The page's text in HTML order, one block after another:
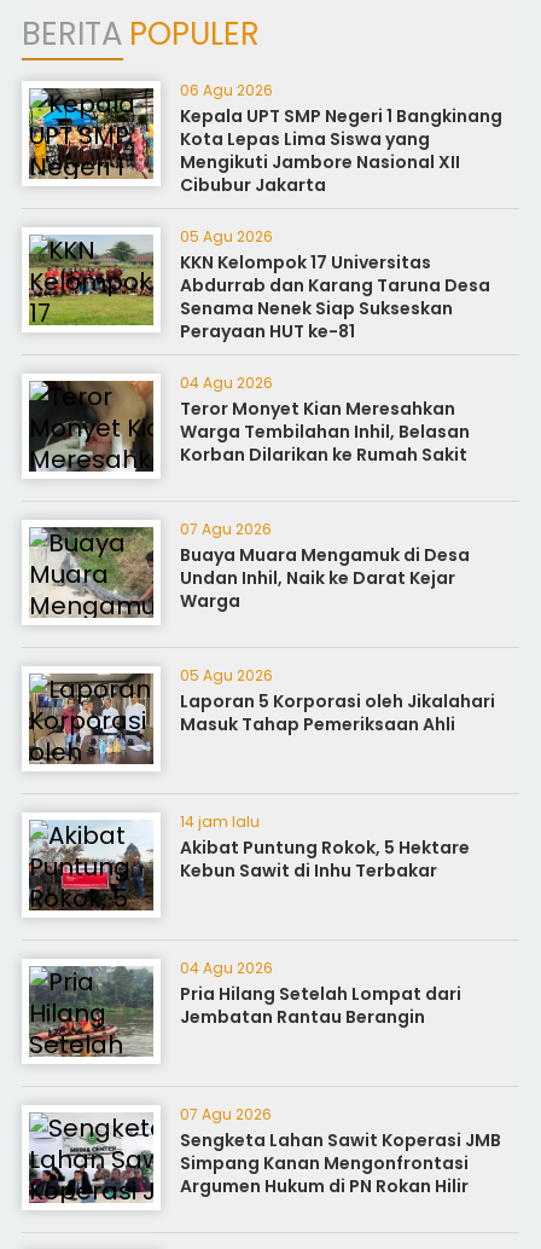
BERITA POPULER
06 Agu 2026
Kepala UPT SMP Negeri 1 Bangkinang
Kota Lepas Lima Siswa yang
Mengikuti Jambore Nasional XII
Cibubur Jakarta
05 Agu 2026
KKN Kelompok 17 Universitas
Abdurrab dan Karang Taruna Desa
Senama Nenek Siap Sukseskan
Perayaan HUT ke-81
04 Agu 2026
Teror Monyet Kian Meresahkan
Warga Tembilahan Inhil, Belasan
Korban Dilarikan ke Rumah Sakit
07 Agu 2026
Buaya Muara Mengamuk di Desa
Undan Inhil, Naik ke Darat Kejar
Warga
05 Agu 2026
Laporan 5 Korporasi oleh Jikalahari
Masuk Tahap Pemeriksaan Ahli
14 jam lalu
Akibat Puntung Rokok, 5 Hektare
Kebun Sawit di Inhu Terbakar
04 Agu 2026
Pria Hilang Setelah Lompat dari
Jembatan Rantau Berangin
07 Agu 2026
Sengketa Lahan Sawit Koperasi JMB
Simpang Kanan Mengonfrontasi
Argumen Hukum di PN Rokan Hilir